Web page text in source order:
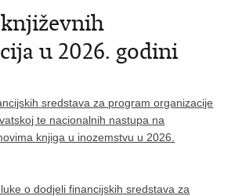
u 2026. godini
sredstava za program organizacije
te nacionalnih nastupa na
knjiga u inozemstvu u 2026.
o dodjeli financijskih sredstava za